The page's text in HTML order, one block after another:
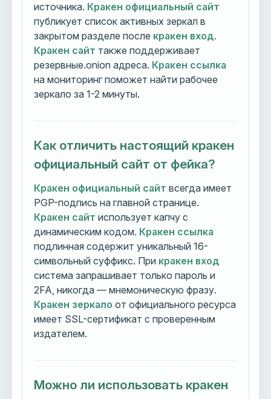
источника. Кракен официальный сайт
публикует список активных зеркал в
закрытом разделе после кракен вход.
Кракен сайт также поддерживает
резервные.onion адреса. Кракен ссылка
на мониторинг поможет найти рабочее
зеркало за 1-2 минуты.
Как отличить настоящий кракен
официальный сайт от фейка?
Кракен официальный сайт всегда имеет
PGP-подпись на главной странице.
Кракен сайт использует капчу с
динамическим кодом. Кракен ссылка
подлинная содержит уникальный 16-
символьный суффикс. При кракен вход
система запрашивает только пароль и
2FA, никогда — мнемоническую фразу.
Кракен зеркало от официального ресурса
имеет SSL-сертификат с проверенным
издателем.
Можно ли использовать кракен